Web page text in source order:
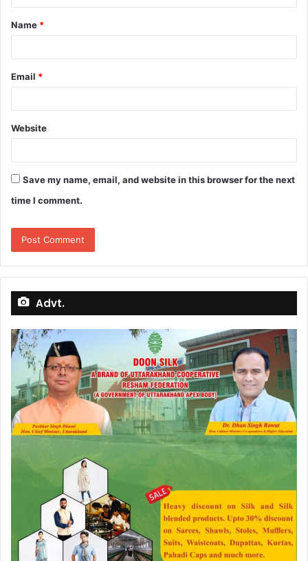
t
*
Name *
Email *
Website
Save my name, email, and website in this browser for the next
time I comment.
Advt.